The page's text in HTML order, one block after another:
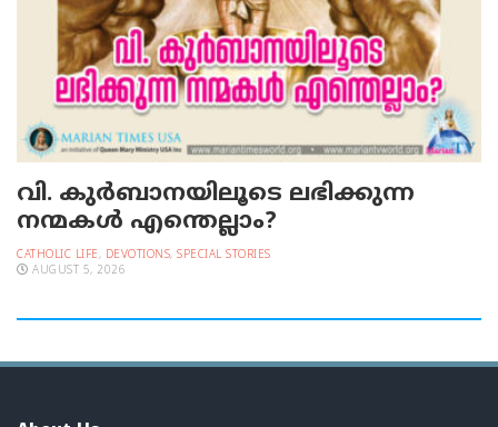
വി. കുര്‍ബാനയിലൂടെ ലഭിക്കുന്ന
നന്മകള്‍ എന്തെല്ലാം?
CATHOLIC LIFE, DEVOTIONS, SPECIAL STORIES
AUGUST 5, 2026